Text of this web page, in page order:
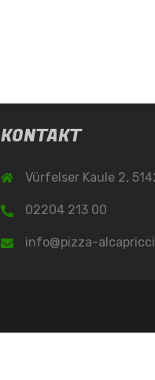
KONTAKT
Vürfelser Kaule 2,
02204 213 00
info@pizza-